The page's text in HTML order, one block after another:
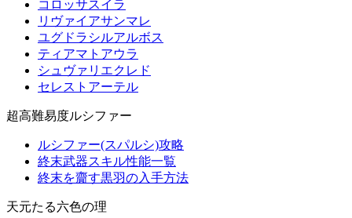
コロッサスイラ
リヴァイアサンマレ
ユグドラシルアルボス
ティアマトアウラ
シュヴァリエクレド
セレストアーテル
超高難易度ルシファー
ルシファー(スパルシ)攻略
終末武器スキル性能一覧
終末を齎す黒羽の入手方法
天元たる六色の理